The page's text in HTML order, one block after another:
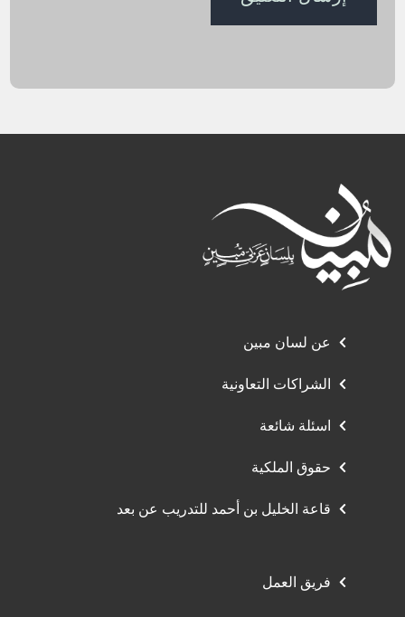
عن لسان مبين
الشراكات التعاونية
اسئلة شائعة
حقوق الملكية
قاعة الخليل بن أحمد للتدريب عن بعد
فريق العمل